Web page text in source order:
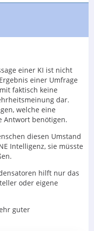
einer KI ist nicht
einer Umfrage
faktisch keine
dar.
welche eine
Antwort benötigen.
diesen Umstand
Intelligenz, sie müsste
hilft nur das
oder eigene
guter